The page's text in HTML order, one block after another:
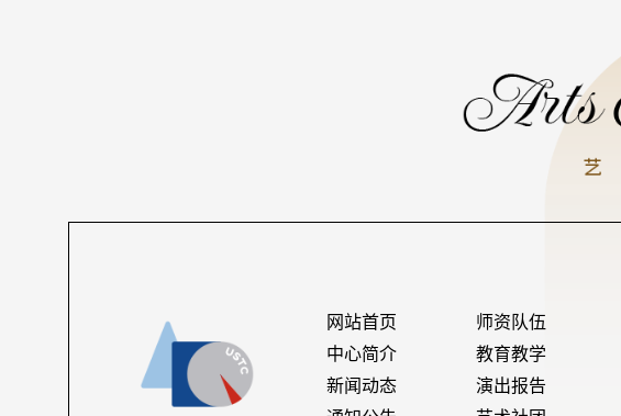
网站首页
中心简介
新闻动态
师资队伍
教育教学
演出报告